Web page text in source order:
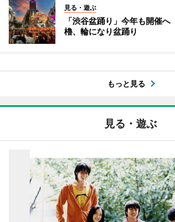
見る・遊ぶ
「渋谷盆踊り」今年も開催
櫓、輪になり盆踊り
もっと見る
見る・遊ぶ